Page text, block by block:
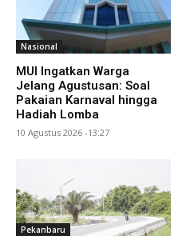
Nasional
MUI Ingatkan Warga
Jelang Agustusan: Soal
Pakaian Karnaval hingga
Hadiah Lomba
10 Agustus 2026 -13:27
Pekanbaru